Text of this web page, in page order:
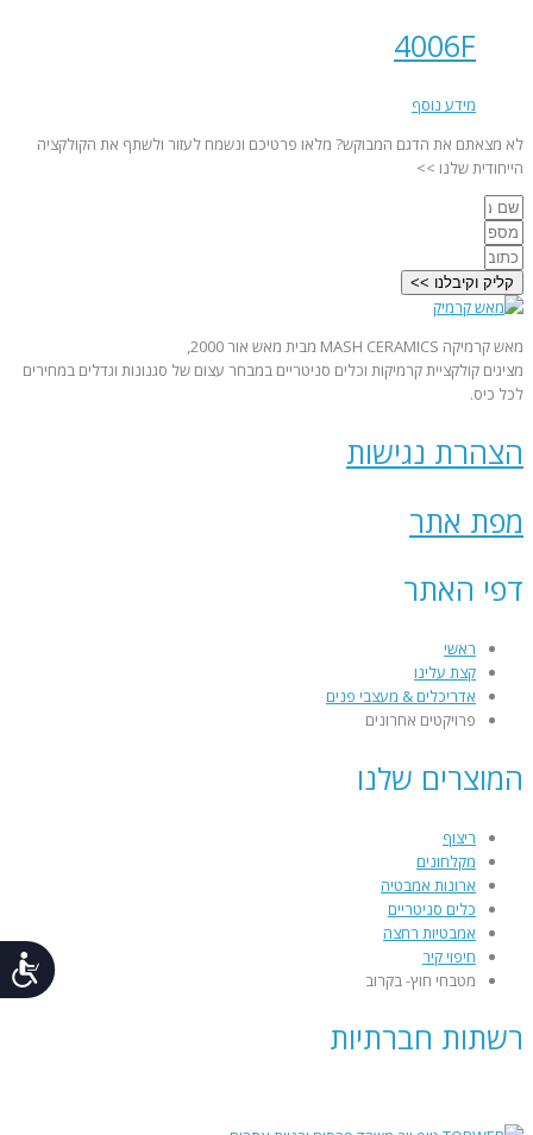
4006F
מידע נוסף
לא מצאתם את הדגם המבוקש? מלאו פרטיכם ונשמח לעזור ולשתף את הקולקציה
הייחודית שלנו >>
קליק וקיבלנו >>
מאש קרמיקה MASH CERAMICS מבית מאש אור 2000,
מציגים קולקציית קרמיקות וכלים סניטריים במבחר עצום של סגנונות וגדלים במחירים
לכל כיס.
הצהרת נגישות
מפת אתר
דפי האתר
ראשי
קצת עלינו
אדריכלים & מעצבי פנים
פרויקטים אחרונים
המוצרים שלנו
ריצוף
מקלחונים
ארונות אמבטיה
כלים סניטריים
אמבטיות רחצה
חיפוי קיר
מטבחי חוץ- בקרוב
רשתות חברתיות